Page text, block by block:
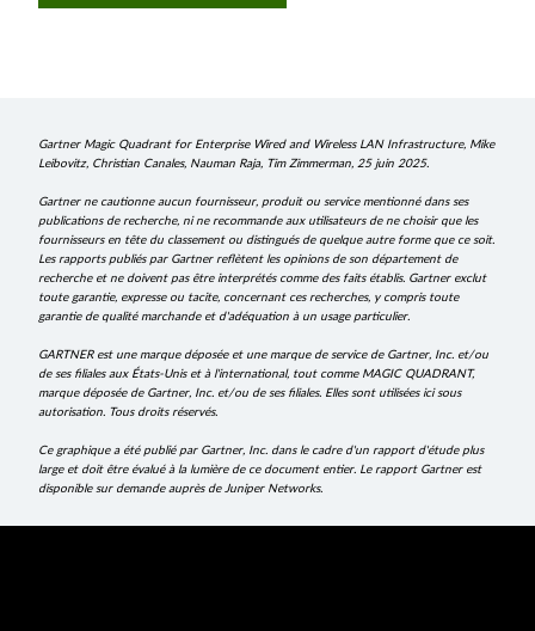
Gartner Magic Quadrant for Enterprise Wired and Wireless LAN Infrastructure, Mike
Leibovitz, Christian Canales, Nauman Raja, Tim Zimmerman, 25 juin 2025.
Gartner ne cautionne aucun fournisseur, produit ou service mentionné dans ses
publications de recherche, ni ne recommande aux utilisateurs de ne choisir que les
fournisseurs en tête du classement ou distingués de quelque autre forme que ce soit.
Les rapports publiés par Gartner reflètent les opinions de son département de
recherche et ne doivent pas être interprétés comme des faits établis. Gartner exclut
toute garantie, expresse ou tacite, concernant ces recherches, y compris toute
garantie de qualité marchande et d'adéquation à un usage particulier.
GARTNER est une marque déposée et une marque de service de Gartner, Inc. et/ou
de ses filiales aux États-Unis et à l'international, tout comme MAGIC QUADRANT,
marque déposée de Gartner, Inc. et/ou de ses filiales. Elles sont utilisées ici sous
autorisation. Tous droits réservés.
Ce graphique a été publié par Gartner, Inc. dans le cadre d'un rapport d'étude plus
large et doit être évalué à la lumière de ce document entier. Le rapport Gartner est
disponible sur demande auprès de Juniper Networks.